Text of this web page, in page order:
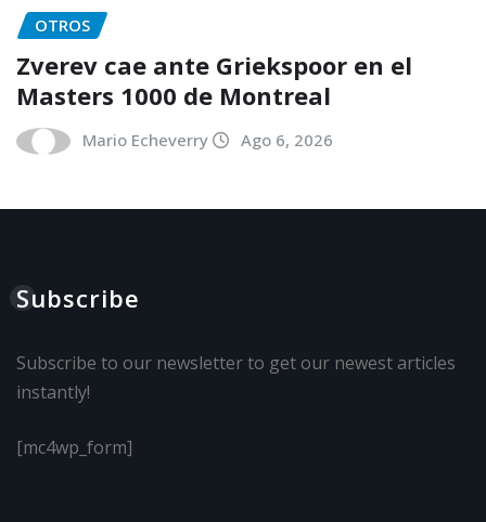
OTROS
Zverev cae ante Griekspoor en el
Masters 1000 de Montreal
Mario Echeverry Ago 6, 2026
Subscribe
Subscribe to our newsletter to get our newest articles
instantly!
[mc4wp_form]